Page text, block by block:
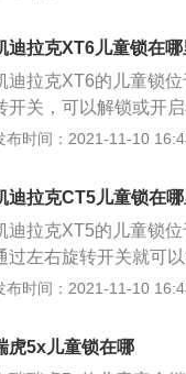
发动机功率适合城市
使用之后可以保护后排
迪拉克XT6儿童锁在哪
迪拉克XT6的儿童锁
开关，可以解锁或开
接口。开机方法
式儿童锁开放教育：部
的教程。开表法可将表
往相反的方向推到底
):1.LATCH，美国标准
接口。ISOFIX，欧洲
布时间：2021-11-10
迪拉克CT5儿童锁在哪
迪拉克XT5的儿童锁
过左右旋转开关就可
，每辆车都应当配置
时车门只能从车外打
误开车门而掉出车外的
布时间：2021-11-10
虎5x儿童锁在哪